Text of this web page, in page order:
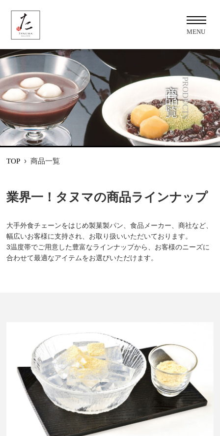
MENU
PRODUCTS
商品一覧
TOP ›商品一覧
業界一！タヌマの商品ラインナップ
大手外食チェーンをはじめ製菓製パン、食品メーカー、商社など、
幅広いお客様に支持され、お取り扱いいただいております。
3温度帯でご用意した豊富なラインナップから、お客様のニーズに
合わせて最適なアイテムをお選びいただけます。